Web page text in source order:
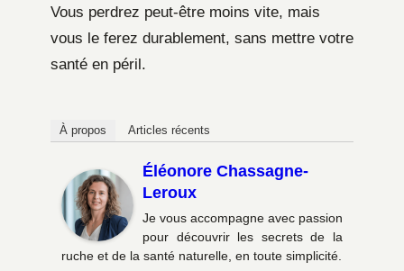
Vous perdrez peut-être moins vite, mais
vous le ferez durablement, sans mettre votre
santé en péril.
À propos Articles récents
Éléonore Chassagne-
Leroux
Je vous accompagne avec passion
pour découvrir les secrets de la
ruche et de la santé naturelle, en toute simplicité.